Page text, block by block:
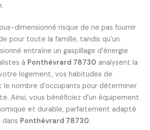
dimensionné risque de ne pas fournir
pour toute la famille, tandis qu’un
entraîne un gaspillage d’énergie
à Ponthévrard 78730 analysent la
logement, vos habitudes de
nombre d’occupants pour déterminer
Ainsi, vous bénéficiez d’un équipement
et durable, parfaitement adapté
Ponthévrard 78730.